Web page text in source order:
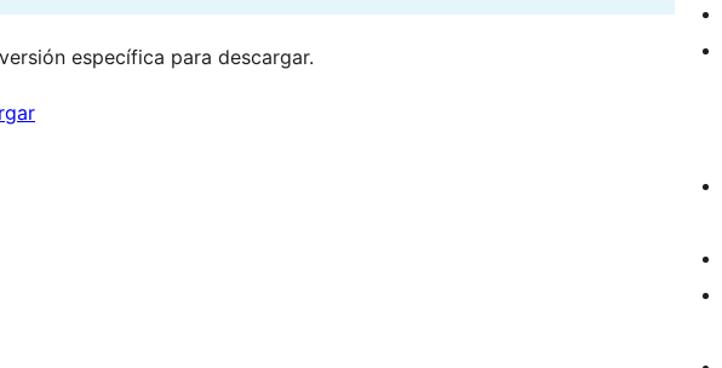
específica para descargar.